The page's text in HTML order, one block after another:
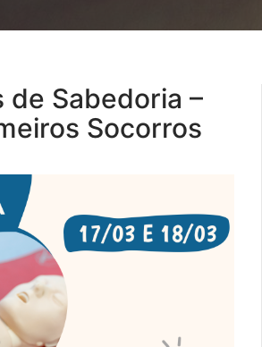
de Sabedoria –
Socorros